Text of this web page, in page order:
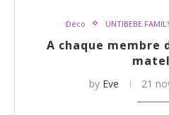
Déco UNTIBEBE
A chaque membre
by Eve 21